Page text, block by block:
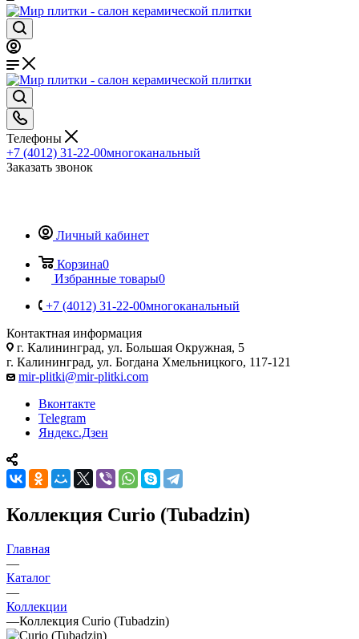
Телефоны
+7 (4012) 31-22-00многоканальный
Заказать звонок
Личный кабинет
Корзина0
Избранные товары0
+7 (4012) 31-22-00многоканальный
Контактная информация
г. Калининград, ул. Большая Окружная, 5
г. Калининград, ул. Богдана Хмельницкого, 117-121
mir-plitki@mir-plitki.com
Вконтакте
Telegram
Яндекс.Дзен
Коллекция Curio (Tubadzin)
Главная
—
Каталог
—
Коллекции
—Коллекция Curio (Tubadzin)